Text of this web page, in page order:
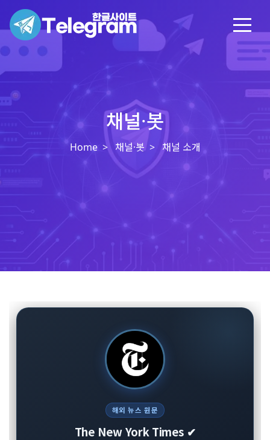
채널·봇
Home 채널·봇 채널 소개
해외 뉴스 원문
The New York Times ✔